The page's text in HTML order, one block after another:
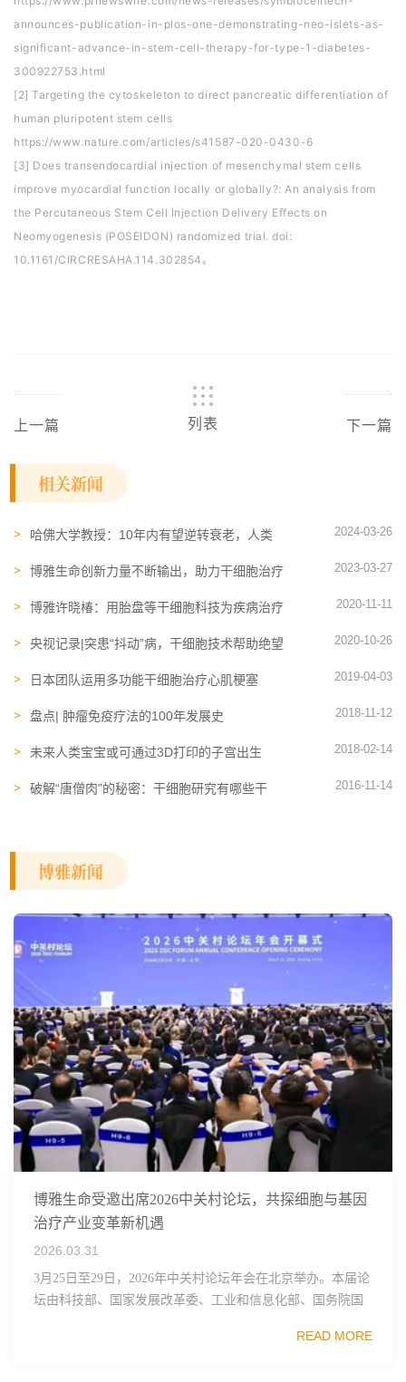
announces-publication-in-plos-one-demonstrating-neo-islets-as-
significant-advance-in-stem-cell-therapy-for-type-1-diabetes-
300922753.html
[2] Targeting the cytoskeleton to direct pancreatic differentiation of
human pluripotent stem cells
https://www.nature.com/articles/s41587-020-0430-6
[3] Does transendocardial injection of mesenchymal stem cells
improve myocardial function locally or globally?: An analysis from
the Percutaneous Stem Cell Injection Delivery Effects on
Neomyogenesis (POSEIDON) randomized trial. doi:
10.1161/CIRCRESAHA.114.302854。
上一篇 列表 下一篇
相关新闻
哈佛大学教授：10年内有望逆转衰老，人类
2024-03-26
博雅生命创新力量不断输出，助力干细胞治疗
2023-03-27
博雅许晓椿：用胎盘等干细胞科技为疾病治疗
2020-11-11
央视记录|突患“抖动”病，干细胞技术帮助绝望
2020-10-26
日本团队运用多功能干细胞治疗心肌梗塞 2019-04-03
盘点| 肿瘤免疫疗法的100年发展史 2018-11-12
未来人类宝宝或可通过3D打印的子宫出生 2018-02-14
破解“唐僧肉”的秘密：干细胞研究有哪些干
2016-11-14
博雅新闻
博雅生命受邀出席2026中关村论坛，共探细胞与基因
治疗产业变革新机遇
2026.03.31
3月25日至29日，2026年中关村论坛年会在北京举办。本届论
坛由科技部、国家发展改革委、工业和信息化部、国务院国
READ MORE